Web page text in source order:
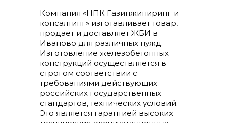
Компания «НПК Газинжиниринг и
консалтинг» изготавливает товар,
продает и доставляет ЖБИ в
Иваново для различных нужд.
Изготовление железобетонных
конструкций осуществляется в
строгом соответствии с
требованиями действующих
российских государственных
стандартов, технических условий.
Это является гарантией высоких